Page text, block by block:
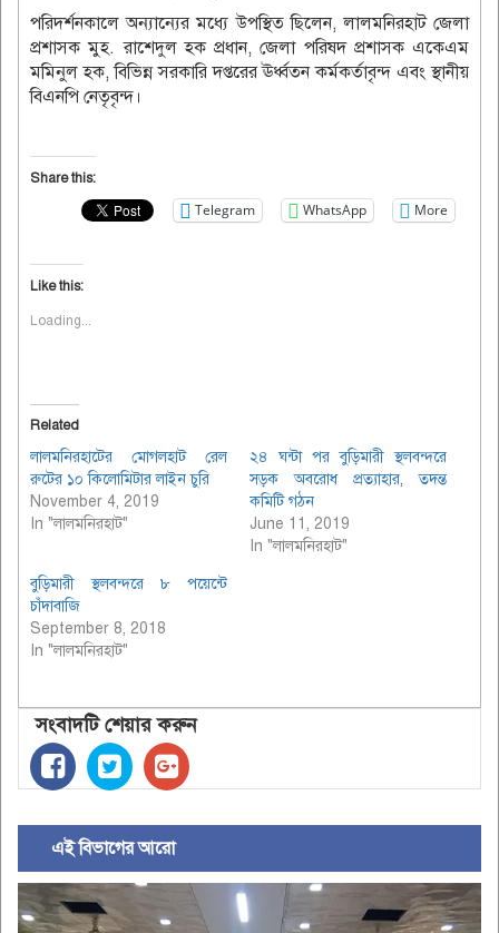
‎পরিদর্শনকালে অন্যান্যের মধ্যে উপস্থিত ছিলেন, লালমনিরহাট জেলা
প্রশাসক মুহ. রাশেদুল হক প্রধান, জেলা পরিষদ প্রশাসক একেএম
মমিনুল হক, বিভিন্ন সরকারি দপ্তরের ঊর্ধ্বতন কর্মকর্তাবৃন্দ এবং স্থানীয়
বিএনপি নেতৃবৃন্দ।
Share this:
Telegram WhatsApp More
Like this:
Loading...
Related
লালমনিরহাটের মোগলহাট রেল
রুটের ১০ কিলোমিটার লাইন চুরি
November 4, 2019
In "লালমনিরহাট"
২৪ ঘন্টা পর বুড়িমারী স্থলবন্দরে
সড়ক অবরোধ প্রত্যাহার, তদন্ত
কমিটি গঠন
June 11, 2019
In "লালমনিরহাট"
বুড়িমারী স্থলবন্দরে ৮ পয়েন্টে
চাঁদাবাজি
September 8, 2018
In "লালমনিরহাট"
সংবাদটি শেয়ার করুন
এই বিভাগের আরো